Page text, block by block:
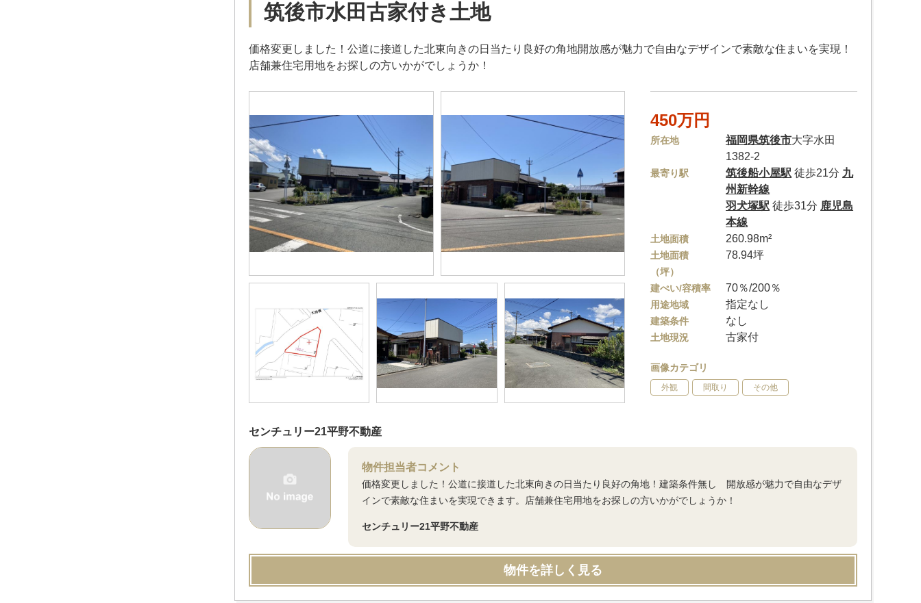
筑後市水田古家付き土地
価格変更しました！公道に接道した北東向きの日当たり良好の角地開放感が魅力で自由なデザインで素敵な住まいを実現！
店舗兼住宅用地をお探しの方いかがでしょうか！
450万円
所在地 福岡県筑後市大字水田
1382-2
最寄り駅 筑後船小屋駅 徒歩21分 九
州新幹線
羽犬塚駅 徒歩31分 鹿児島
本線
土地面積 260.98m²
土地面積
（坪）
78.94坪
建ぺい/容積率 70％/200％
用途地域 指定なし
建築条件 なし
土地現況 古家付
画像カテゴリ
外観 間取り その他
センチュリー21平野不動産
物件担当者コメント
価格変更しました！公道に接道した北東向きの日当たり良好の角地！建築条件無し 開放感が魅力で自由なデザ
インで素敵な住まいを実現できます。店舗兼住宅用地をお探しの方いかがでしょうか！
センチュリー21平野不動産
物件を詳しく見る